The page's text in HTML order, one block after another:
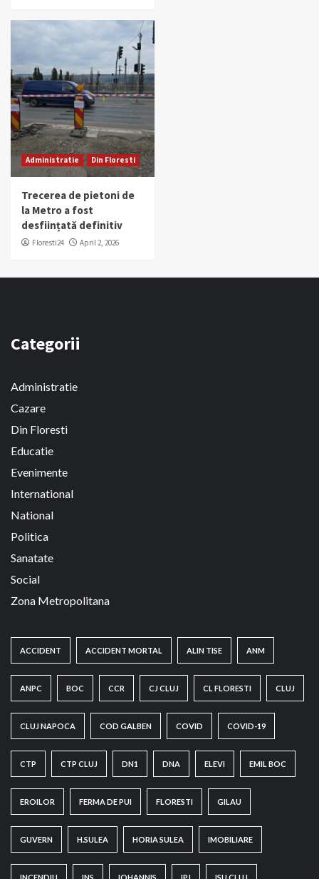
Administratie Din Floresti
Trecerea de pietoni de
la Metro a fost
desființată definitiv
Floresti24 April 2, 2026
Categorii
Administratie
Cazare
Din Floresti
Educatie
Evenimente
International
National
Politica
Sanatate
Social
Zona Metropolitana
ACCIDENT ACCIDENT MORTAL ALIN TISE ANM
ANPC BOC CCR CJ CLUJ CL FLORESTI CLUJ
CLUJ NAPOCA COD GALBEN COVID COVID-19
CTP CTP CLUJ DN1 DNA ELEVI EMIL BOC
EROILOR FERMA DE PUI FLORESTI GILAU
GUVERN H.SULEA HORIA SULEA IMOBILIARE